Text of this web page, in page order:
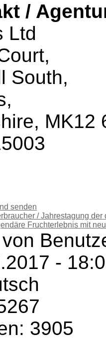
/
Ltd
South,
MK12
-
3905